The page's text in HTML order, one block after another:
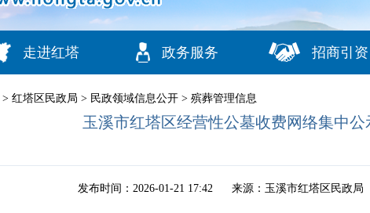
走进红塔 政务服务 招商引资
> 红塔区民政局 > 民政领域信息公开 > 殡葬管理信息
玉溪市红塔区经营性公墓收费网络集中公
发布时间：2026-01-21 17:42 来源：玉溪市红塔区民政局